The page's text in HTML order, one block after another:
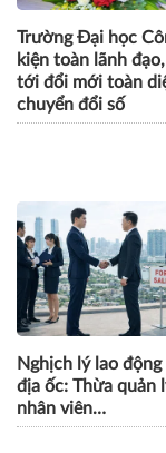
Trường Đại học
kiện toàn lãnh
tới đổi mới toàn
chuyển đổi số
Nghịch lý lao động
địa ốc: Thừa quản
nhân viên…